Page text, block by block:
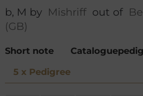
b, M by Mishriffout of
(GB)
Short note
5 x Pedigree